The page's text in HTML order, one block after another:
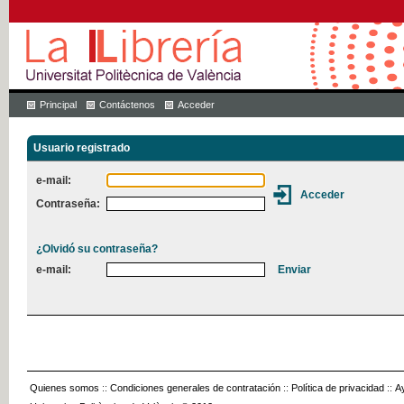
Principal Contáctenos Acceder
Usuario registrado
e-mail:
Contraseña:
¿Olvidó su contraseña?
e-mail:
Quienes somos :: Condiciones generales de contratación :: Política de privacidad ::